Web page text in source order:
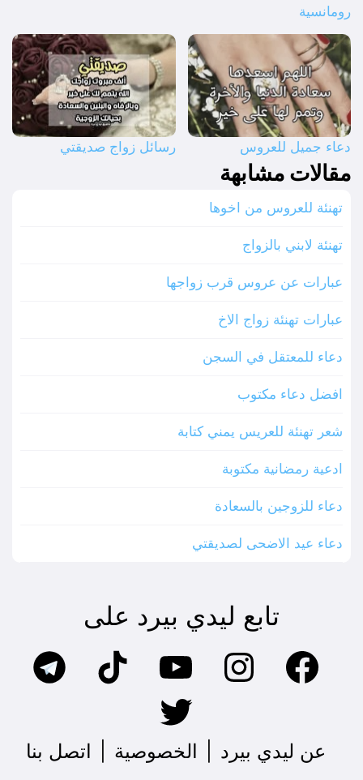
رومانسية
دعاء جميل للعروس رسائل زواج صديقتي
مقالات مشابهة
تهنئة للعروس من اخوها
تهنئة لابني بالزواج
عبارات عن عروس قرب زواجها
عبارات تهنئة زواج الاخ
دعاء للمعتقل في السجن
افضل دعاء مكتوب
شعر تهنئة للعريس يمني كتابة
ادعية رمضانية مكتوبة
دعاء للزوجين بالسعادة
دعاء عيد الاضحى لصديقتي
تابع ليدي بيرد على
عن ليدي بيرد الخصوصية اتصل بنا